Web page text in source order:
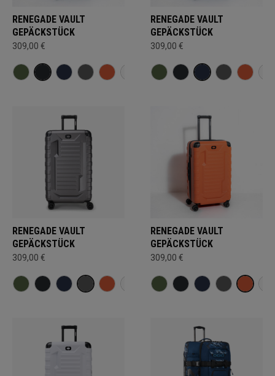
RENEGADE VAULT
GEPÄCKSTÜCK
309,00 €
RENEGADE VAULT
GEPÄCKSTÜCK
309,00 €
RENEGADE VAULT
GEPÄCKSTÜCK
309,00 €
RENEGADE VAULT
GEPÄCKSTÜCK
309,00 €